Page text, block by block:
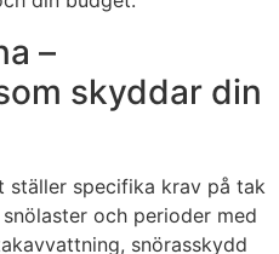
–
skyddar din
ställer specifika krav på tak
och perioder med
snörasskydd